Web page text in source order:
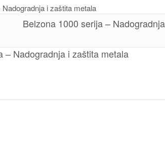
Belzona 1000 serija –
– Nadogradnja i zaštita metala